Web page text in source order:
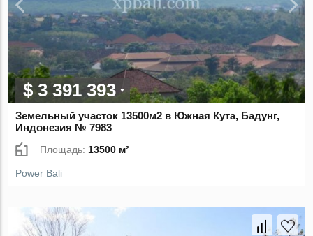
$ 3 391 393
Земельный участок 13500м2 в Южная Кута, Бадунг,
Индонезия № 7983
Площадь:13500 м²
Power Bali